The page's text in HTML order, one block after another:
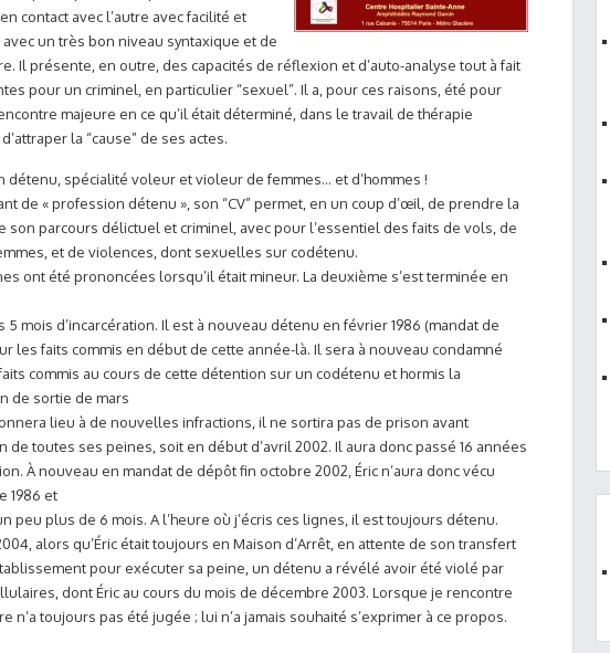
contact avec l’autre avec facilité et
avec un très bon niveau syntaxique et de
Il présente, en outre, des capacités de réflexion et d’auto-analyse tout à fait
pour un criminel, en particulier “sexuel”. Il a, pour ces raisons, été pour
majeure en ce qu’il était déterminé, dans le travail de thérapie
la “cause” de ses actes.
détenu, spécialité voleur et violeur de femmes… et d’hommes !
de « profession détenu », son “CV” permet, en un coup d’œil, de prendre la
son parcours délictuel et criminel, avec pour l’essentiel des faits de vols, de
et de violences, dont sexuelles sur codétenu.
ont été prononcées lorsqu’il était mineur. La deuxième s’est terminée en
5 mois d’incarcération. Il est à nouveau détenu en février 1986 (mandat de
les faits commis en début de cette année-là. Il sera à nouveau condamné
commis au cours de cette détention sur un codétenu et hormis la
de sortie de mars
lieu à de nouvelles infractions, il ne sortira pas de prison avant
de toutes ses peines, soit en début d’avril 2002. Il aura donc passé 16 années
À nouveau en mandat de dépôt fin octobre 2002, Éric n’aura donc vécu
1986 et
peu plus de 6 mois. A l’heure où j’écris ces lignes, il est toujours détenu.
alors qu’Éric était toujours en Maison d’Arrêt, en attente de son transfert
pour exécuter sa peine, un détenu a révélé avoir été violé par
dont Éric au cours du mois de décembre 2003. Lorsque je rencontre
n’a toujours pas été jugée ; lui n’a jamais souhaité s’exprimer à ce propos.